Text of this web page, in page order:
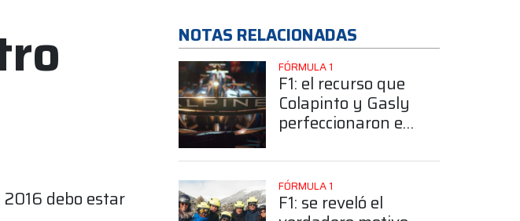
debo estar
NOTAS RELACIONADAS
FÓRMULA 1
F1: el recurso que
Colapinto y Gasly
perfeccionaron en
muy útil con el
Alpine A526
FÓRMULA 1
F1: se reveló el